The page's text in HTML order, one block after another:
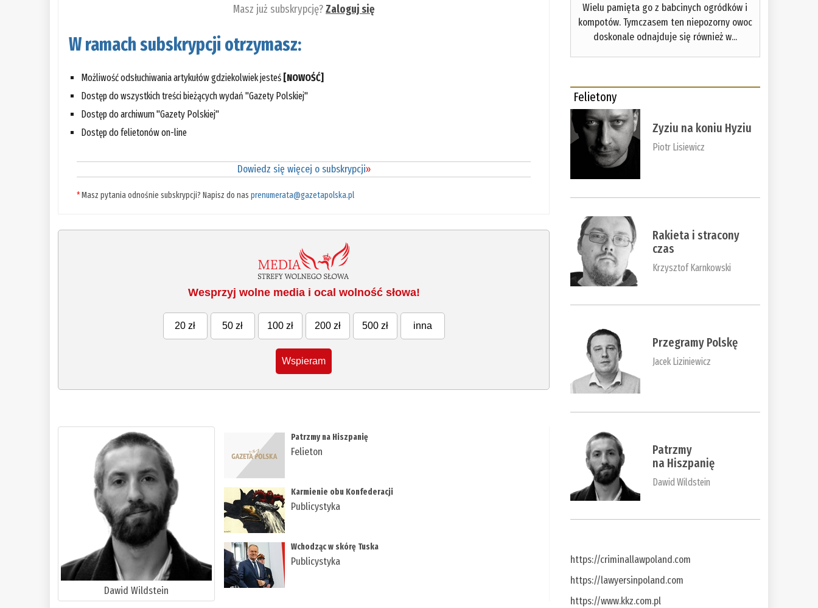
Masz już subskrypcję?Zaloguj się
W ramach subskrypcji otrzymasz:
Możliwość odsłuchiwania artykułów gdziekolwiek jesteś [NOWOŚĆ]
Dostęp do wszystkich treści bieżących wydań "Gazety Polskiej"
Dostęp do archiwum "Gazety Polskiej"
Dostęp do felietonów on-line
Dowiedz się więcej o subskrypcji»
*Masz pytania odnośnie subskrypcji? Napisz do nasprenumerata@gazetapolska.pl
Wesprzyj wolne media i ocal wolność słowa!
20 zł 50 zł 100 zł 200 zł 500 zł inna
Wspieram
Dawid Wildstein
Patrzmy na Hiszpanię
Felieton
Karmienie obu Konfederacji
Publicystyka
Wchodząc w skórę Tuska
Publicystyka
Wielu pamięta go z babcinych ogródków i
kompotów. Tymczasem ten niepozorny owoc
doskonale odnajduje się również w...
Felietony
Zyziu na koniu Hyziu
Piotr Lisiewicz
Rakieta i stracony
czas
Krzysztof Karnkowski
Przegramy Polskę
Jacek Liziniewicz
Patrzmy
na Hiszpanię
Dawid Wildstein
https://criminallawpoland.com
https://lawyersinpoland.com
https://www.kkz.com.pl